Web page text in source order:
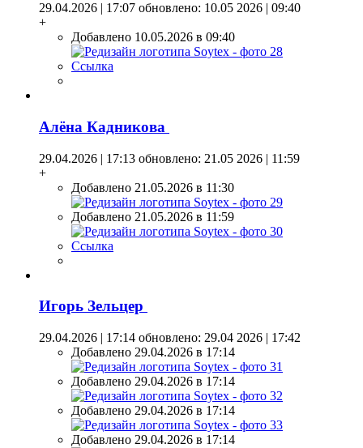
29.04.2026 | 17:07 обновлено: 10.05 2026 | 09:40
+
Добавлено 10.05.2026 в 09:40
Ссылка
Алёна Кадникова
29.04.2026 | 17:13 обновлено: 21.05 2026 | 11:59
+
Добавлено 21.05.2026 в 11:30
Добавлено 21.05.2026 в 11:59
Ссылка
Игорь Зельцер
29.04.2026 | 17:14 обновлено: 29.04 2026 | 17:42
Добавлено 29.04.2026 в 17:14
Добавлено 29.04.2026 в 17:14
Добавлено 29.04.2026 в 17:14
Добавлено 29.04.2026 в 17:14